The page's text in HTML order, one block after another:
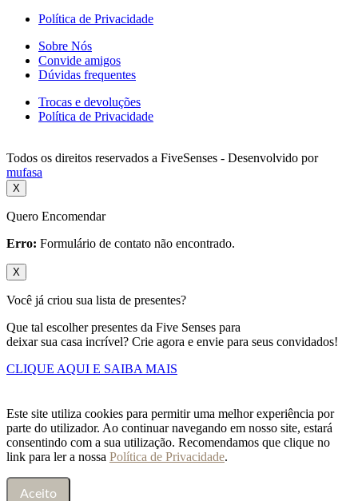
Política de Privacidade
Sobre Nós
Convide amigos
Dúvidas frequentes
Trocas e devoluções
Política de Privacidade
Todos os direitos reservados a FiveSenses - Desenvolvido por
mufasa
X
Quero Encomendar
Erro: Formulário de contato não encontrado.
X
Você já criou sua lista de presentes?
Que tal escolher presentes da Five Senses para
deixar sua casa incrível? Crie agora e envie para seus convidados!
CLIQUE AQUI E SAIBA MAIS
Este site utiliza cookies para permitir uma melhor experiência por
parte do utilizador. Ao continuar navegando em nosso site, estará
consentindo com a sua utilização. Recomendamos que clique no
link para ler a nossa Política de Privacidade.
Aceito